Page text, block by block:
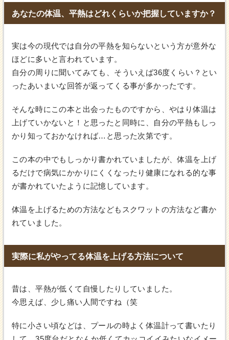
あなたの体温、平熱はどれくらいか把握していますか？
実は今の現代では自分の平熱を知らないという方が意外な
ほどに多いと言われています。
自分の周りに聞いてみても、そういえば36度くらい？とい
ったあいまいな回答が返ってくる事が多かったです。
そんな時にこの本と出会ったものですから、やはり体温は
上げていかないと！と思ったと同時に、自分の平熱もしっ
かり知っておかなければ…と思った次第です。
この本の中でもしっかり書かれていましたが、体温を上げ
るだけで病気にかかりにくくなったり健康になれる的な事
が書かれていたように記憶しています。
体温を上げるための方法などもスクワットの方法など書か
れていました。
実際に私がやってる体温を上げる方法について
昔は、平熱が低くて自慢したりしていました。
今思えば、少し痛い人間ですね（笑
特に小さい頃などは、プールの時よく体温計って書いたり